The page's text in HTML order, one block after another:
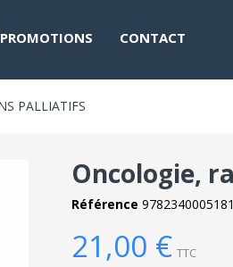
PROMOTIONS CONTACT
PALLIATIFS
Oncologie,
Référence 9782340005181
21,00 € TTC